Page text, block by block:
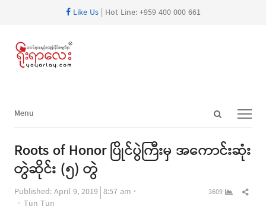
Like Us| Hot Line: +959 400 000 661
Open
Menu
Menu
Roots of Honor ပြိုင်ပွဲကြီးမှ အကောင်းဆုံး
တွဲဆိုင်း (၅) တွဲ
Published:April 9, 2019 8:57 am
Author
Tun Tun
3609